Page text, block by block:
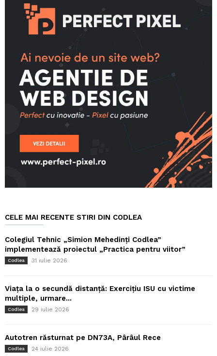
CELE MAI RECENTE STIRI DIN CODLEA
Colegiul Tehnic „Simion Mehedinți Codlea”
implementează proiectul „Practica pentru viitor”
Codlea 31 iulie 2026
Viața la o secundă distanță: Exercițiu ISU cu victime
multiple, urmare...
Codlea 29 iulie 2026
Autotren răsturnat pe DN73A, Pârâul Rece
Codlea 24 iulie 2026